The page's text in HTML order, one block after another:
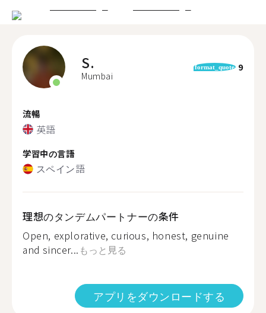
S.
Mumbai
format_quote 9
流暢
英語
学習中の言語
スペイン語
理想のタンデムパートナーの条件
Open, explorative, curious, honest, genuine
and sincer... もっと見る
アプリをダウンロードする